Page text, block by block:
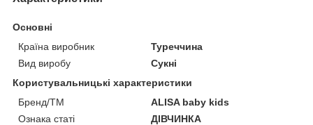
Основні
Країна виробник
Туреччина
Вид виробу
Сукні
Користувальницькі характеристики
Бренд/ТМ
ALISA baby kids
Ознака статі
ДІВЧИНКА